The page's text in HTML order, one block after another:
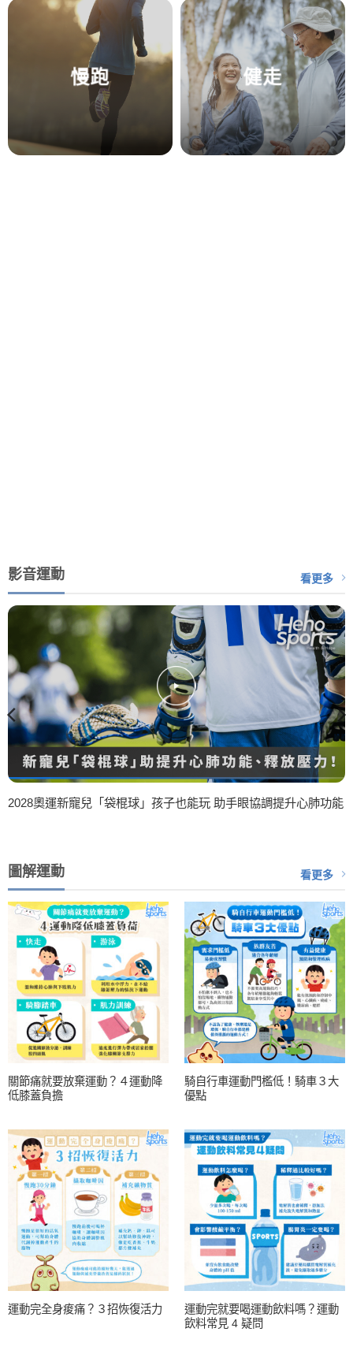
慢跑 健走
影音運動 看更多
2028奧運新寵兒「袋棍球」孩子也能玩 助手眼協調提升心肺功能
圖解運動 看更多
關節痛就要放棄運動？４運動降
低膝蓋負擔
騎自行車運動門檻低！騎車３大
優點
運動完全身痠痛？３招恢復活力
運動完就要喝運動飲料嗎？運動
飲料常見 4 疑問